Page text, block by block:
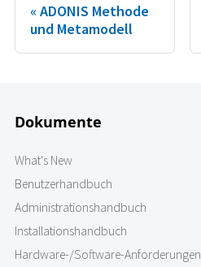
ADONIS Methode
und Metamodell
Dokumente
What's New
Benutzerhandbuch
Administrationshandbuch
Installationshandbuch
Hardware-/Software-Anforderungen